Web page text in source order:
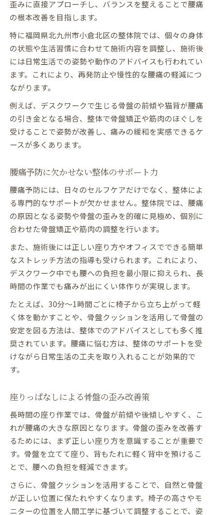
歪みに直接アプローチし、バランスを整えることで腰痛
の根本改善を目指します。
特に福岡県北九州市小倉北区の整体院では、個々の身体
の状態や生活習慣に合わせて施術内容を調整し、施術後
には日常生活での姿勢や動作のアドバイスも行われてい
ます。これにより、再発防止や慢性的な腰痛の軽減につ
ながります。
例えば、デスクワークで生じる骨盤の前傾や猫背が腰痛
の引き金となる場合、整体で骨盤矯正や筋肉のほぐしを
受けることで姿勢が改善し、痛みの緩和を実感できるケ
ースが多くあります。
腰痛予防に欠かせない整体のサポート力
腰痛予防には、日々のセルフケアだけでなく、整体によ
る専門的なサポートが欠かせません。整体院では、腰痛
の原因となる姿勢や骨盤の歪みを的確に見極め、個別に
合わせた骨盤矯正や筋肉の調整を行います。
また、施術後には正しい座り方やオフィスでできる簡単
なストレッチ方法の指導も受けられます。これにより、
デスクワーク中でも腰への負担を最小限に抑えられ、長
時間の作業でも痛みが出にくい体作りが実現します。
たとえば、30分〜1時間ごとに椅子から立ち上がって軽
く体を動かすことや、骨盤クッションを活用して骨盤の
安定を図る方法は、整体でのアドバイスとしても多く推
奨されています。腰痛に悩む方は、整体のサポートを受
けながら日常生活の工夫を取り入れることが効果的で
す。
座りっぱなしによる骨盤の歪み改善策
長時間の座り作業では、骨盤が前傾や後傾しやすく、こ
れが腰痛の大きな原因となります。骨盤の歪みを改善す
るためには、まず正しい座り方を意識することが重要で
す。骨盤を立てて座り、背もたれに軽く背中を預けるこ
とで、腰への負担を軽減できます。
さらに、骨盤クッションを活用することで、自然と骨盤
が正しい位置に保たれやすくなります。椅子の高さやモ
ニターの位置を人間工学に基づいて調整することで、姿